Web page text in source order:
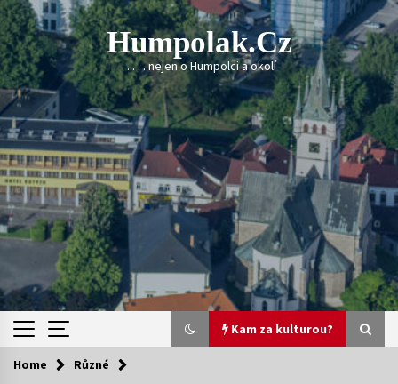
Skip
to
content
Humpolak.cz
. . . . . nejen o Humpolci a okolí
Kam za kulturou?
Kam za kulturou?
Home Různé